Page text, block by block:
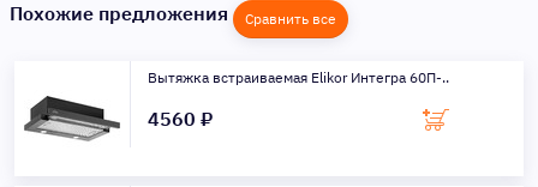
Похожие предложения Сравнить все
Вытяжка встраиваемая Elikor Интегра 60П-..
4560 ₽